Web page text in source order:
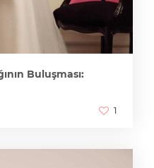
Buluşması:
1